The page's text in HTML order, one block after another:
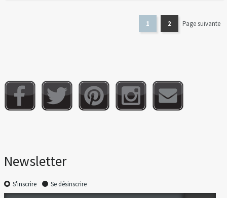
1 2 Page suivante
Newsletter
S'inscrire Se désinscrire